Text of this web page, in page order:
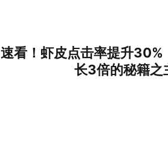
速看！虾皮点击率提升30%
长3倍的秘籍之